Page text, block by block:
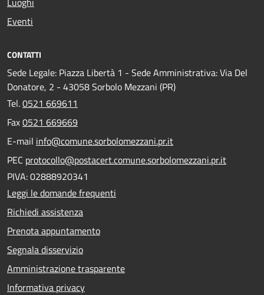
Eventi
CONTATTI
Sede Legale: Piazza Libertà 1 - Sede Amministrativa: Via Del
Donatore, 2 - 43058 Sorbolo Mezzani (PR)
Tel.0521 669611
Fax0521 669669
E-mail info@comune.sorbolomezzani.pr.it
PEC protocollo@postacert.comune.sorbolomezzani.pr.it
PIVA: 02888920341
Leggi le domande frequenti
Richiedi assistenza
Prenota appuntamento
Segnala disservizio
Amministrazione trasparente
Informativa privacy